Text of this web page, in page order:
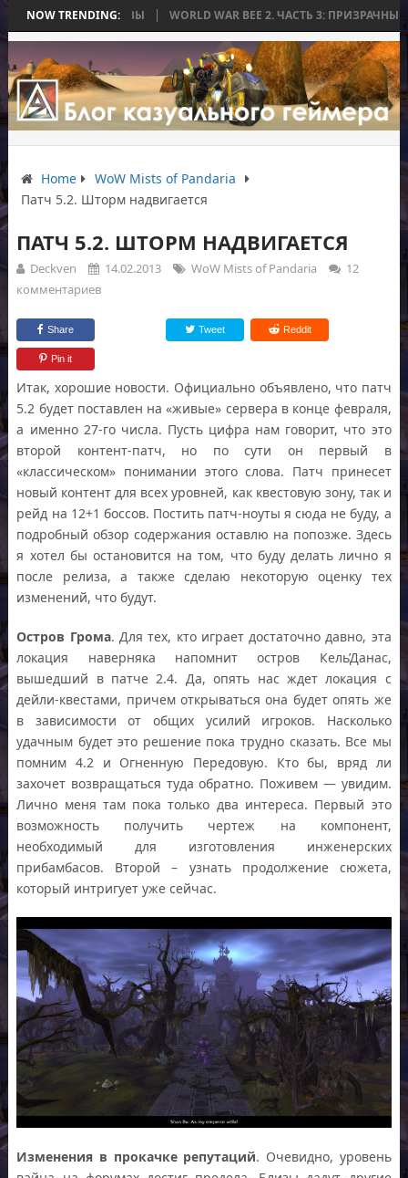
NOW TRENDING:
БЕЗ БИТВЫ WORLD WAR BEE 2. ЧАСТЬ 3: ПРИЗРАЧНЫЕ
Home
WoW Mists of Pandaria
Патч 5.2. Шторм надвигается
ПАТЧ 5.2. ШТОРМ НАДВИГАЕТСЯ
Deckven 14.02.2013 WoW Mists of Pandaria
12
комментариев
Share Tweet Reddit
Pin it
Итак, хорошие новости. Официально объявлено, что патч
5.2 будет поставлен на «живые» сервера в конце февраля,
а именно 27-го числа. Пусть цифра нам говорит, что это
второй контент-патч, но по сути он первый в
«классическом» понимании этого слова. Патч принесет
новый контент для всех уровней, как квестовую зону, так и
рейд на 12+1 боссов. Постить патч-ноуты я сюда не буду, а
подробный обзор содержания оставлю на попозже. Здесь
я хотел бы остановится на том, что буду делать лично я
после релиза, а также сделаю некоторую оценку тех
изменений, что будут.
Остров Грома. Для тех, кто играет достаточно давно, эта
локация наверняка напомнит остров Кель’Данас,
вышедший в патче 2.4. Да, опять нас ждет локация с
дейли-квестами, причем открываться она будет опять же
в зависимости от общих усилий игроков. Насколько
удачным будет это решение пока трудно сказать. Все мы
помним 4.2 и Огненную Передовую. Кто бы, вряд ли
захочет возвращаться туда обратно. Поживем — увидим.
Лично меня там пока только два интереса. Первый это
возможность получить чертеж на компонент,
необходимый для изготовления инженерских
прибамбасов. Второй – узнать продолжение сюжета,
который интригует уже сейчас.
Изменения в прокачке репутаций. Очевидно, уровень